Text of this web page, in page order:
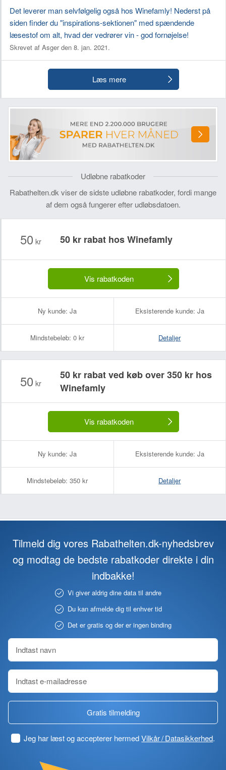
Det leverer man selvfølgelig også hos Winefamly! Nederst på
siden finder du "inspirations-sektionen" med spændende
læsestof om alt, hvad der vedrører vin - god fornøjelse!
Skrevet af Asger den 8. jan. 2021.
Læs mere
Udløbne rabatkoder
Rabathelten.dk viser de sidste udløbne rabatkoder, fordi mange
af dem også fungerer efter udløbsdatoen.
50 kr 50 kr rabat hos Winefamly
Vis rabatkoden
Ny kunde: Ja Eksisterende kunde: Ja
Mindstebeløb: 0 kr Detaljer
50 kr
50 kr rabat ved køb over 350 kr hos
Winefamly
Vis rabatkoden
Ny kunde: Ja Eksisterende kunde: Ja
Mindstebeløb: 350 kr Detaljer
Tilmeld dig vores Rabathelten.dk-nyhedsbrev
og modtag de bedste rabatkoder direkte i din
indbakke!
Vi giver aldrig dine data til andre
Du kan afmelde dig til enhver tid
Det er gratis og der er ingen binding
Gratis tilmelding
Jeg har læst og accepterer hermedVilkår / Datasikkerhed.